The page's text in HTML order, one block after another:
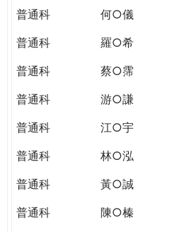
普通科
何○儀
普通科
羅○希
普通科
蔡○霈
普通科
游○謙
普通科
江○宇
普通科
林○泓
普通科
黃○誠
普通科
陳○榛